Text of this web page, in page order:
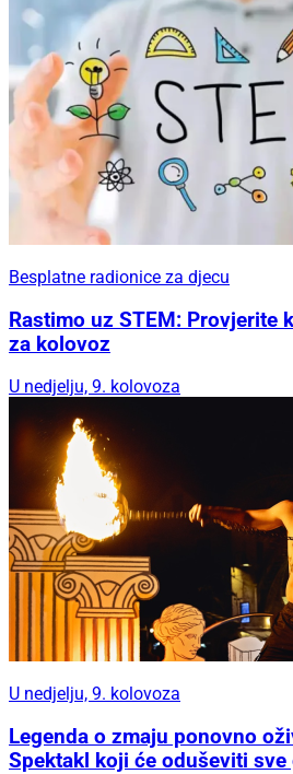
Besplatne radionice za djecu
Rastimo uz STEM: Provjerite
za kolovoz
U nedjelju, 9. kolovoza
U nedjelju, 9. kolovoza
Legenda o zmaju ponovno
Spektakl koji će oduševiti sve